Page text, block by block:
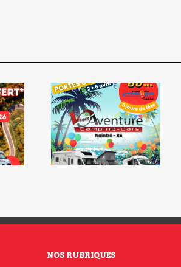
jours de
Loisirs
! 🌺
LE GRAND RENDEZ-VOUS
DE L’OCCASION
NOS RUBRIQUES